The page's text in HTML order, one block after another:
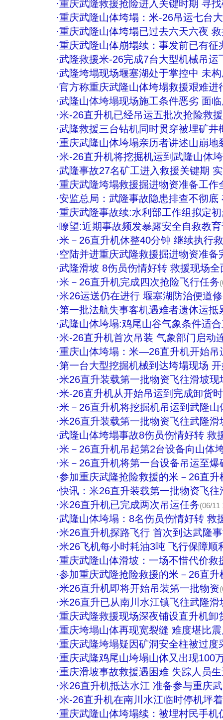
·重庆武隆救援抢险进入关键时期 寻
·重庆武隆山体垮塌：米-26吊运七台
·重庆武隆山体垮塌已过去六天六夜
·重庆武隆山体崩塌续：事发前已有征
·武隆救援米-26完成7台大型机械吊运
·武隆垮塌现场堰塞湖处于掌控中 未
·官方称重庆武隆山体垮塌救援艰难进
·武隆山体垮塌现场施工条件恶劣 面
·米-26直升机已经吊运五批次抢险救
·武隆救援三台钻机同时贯穿被埋矿井
·重庆武隆山体垮塌亲历者讲述山崩地
·米-26直升机将挖掘机运到武隆山体
·武隆事故27名矿工进入救援关键期
·重庆武隆垮塌救援掘进物资准备工作
·安监总局：武隆事故隐患排查不彻底
·重庆武隆事故续:水利部工作组拟定
·瞭望:近期事故频发暴露安全自救教
·米－26直升机休整40分钟 继续执行
·空陆并进重庆武隆救援掘进物资准备
·武隆滑坡 8伤员伤情好转 救援现场全
·米－26直升机完成四次抢险飞行任务
·米26运送仍在进行 堰塞湖防治便道
·第一批法航失事客机遇难者遗体运抵
·武隆山体垮塌:鸡尾山谷气象条件适
·米-26直升机首次吊装 气象部门启动
·重庆山体垮塌：米—26直升机开始吊
·第一台大型挖掘机械到达垮塌现场
·米26直升装载第一批物资飞往滑坡现
·米-26直升机从开始吊运到完成卸货
·米－26直升机将挖掘机吊运到武隆山
·米26直升装载第一批物资飞往武隆滑
·武隆山体垮塌事故8伤员伤情好转 救
·米－26直升机吊起第2台设备向山体
·米－26直升机将第一台设备吊运至爆
·参加重庆武隆抢险救援的米－26直升
·快讯：米26直升装载第一批物资飞往
·米26直升机已完成两次吊运任务(06/11
·武隆山体垮塌：8名伤员伤情好转 救
·米26直升机探路飞行 首次到达武隆
·米26飞机每小时耗油3吨 飞行保障顺
·重庆武隆山体滑坡：一场不惜代价救
·参加重庆武隆抢险救援的米－26直升
·米26直升机即将开始吊装第一批物资
·米26直升已从南川水江镇飞往武隆滑
·重庆武隆救援现场深夜铺设直升机卸
·重庆垮塌山体再现宽裂缝 难度堪比
·重庆武隆垮塌疑因矿洞安全柱被过度
·重庆武隆鸡尾山垮塌山体又出现100
·重庆滑坡事故救援遇困难 失踪人员
·米26直升机抵达水江 准备参与重庆
·米-26直升机在南川水江临时停机坪
·重庆武隆山体垮塌续：被埋村民手机